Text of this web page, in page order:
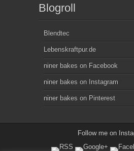
Blogroll
Blendtec
Lebenskraftpur.de
niner bakes on Facebook
niner bakes on Instagram
niner bakes on Pinterest
Follow me on